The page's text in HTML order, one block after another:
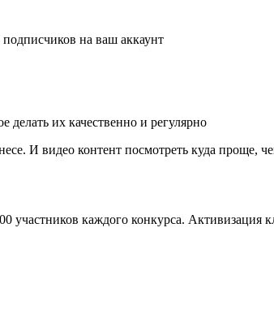
на ваш аккаунт
делать их качественно и регулярно
И видео контент посмотреть куда проще,
участников каждого конкурса. Активизация